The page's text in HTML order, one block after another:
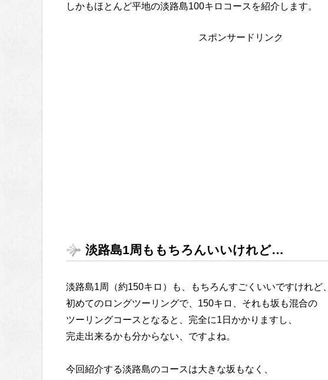
しかもほとんど平地の淡路島100キロコースを紹介します。
スポンサードリンク
淡路島1周ももちろんいいけれど…
淡路島1周（約150キロ）も、もちろんすごくいいですけれど、
初めてのロングツーリングで、150キロ、それも坂も混合の
ツーリングコースとなると、完全に1日かかりますし、
完走出来るかも分からない、ですよね。
今回紹介する淡路島のコースは大きな坂もなく、